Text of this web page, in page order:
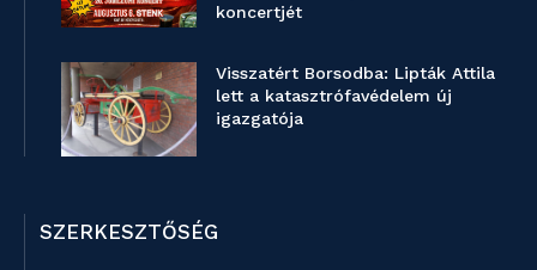
koncertjét
Visszatért Borsodba: Lipták Attila
lett a katasztrófavédelem új
igazgatója
SZERKESZTŐSÉG